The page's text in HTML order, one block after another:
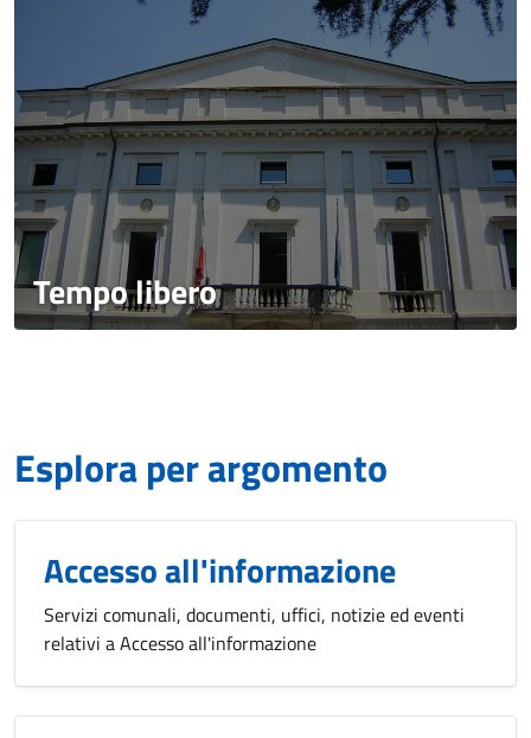
Tempo libero
Esplora per argomento
Accesso all'informazione
Servizi comunali, documenti, uffici, notizie ed eventi
relativi a Accesso all'informazione